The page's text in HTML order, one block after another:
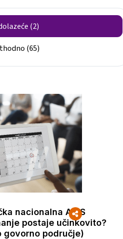
(2)
(65)
nacionalna AKIS
postaje učinkovito?
govorno područje)